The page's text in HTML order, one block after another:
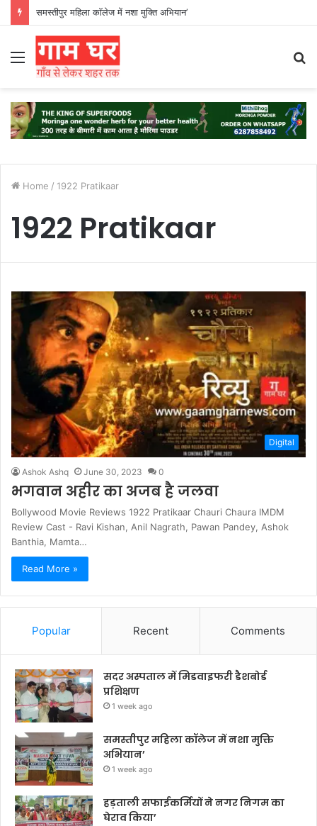
समस्तीपुर महिला कॉलेज में नशा मुक्ति अभियान’
Menu
Home / 1922 Pratikaar
1922 Pratikaar
Digital
Ashok Ashq June 30, 2023 0
भगवान अहीर का अजब है जलवा
Bollywood Movie Reviews 1922 Pratikaar Chauri Chaura IMDM
Review Cast - Ravi Kishan, Anil Nagrath, Pawan Pandey, Ashok
Banthia, Mamta…
Read More »
Popular Recent Comments
सदर अस्पताल में मिडवाइफरी डैशबोर्ड
प्रशिक्षण
1 week ago
समस्तीपुर महिला कॉलेज में नशा मुक्ति
अभियान’
1 week ago
हड़ताली सफाईकर्मियों ने नगर निगम का
घेराव किया’